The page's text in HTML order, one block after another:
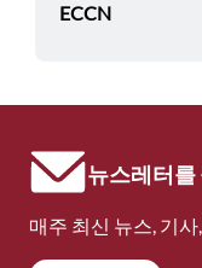
ECCN
뉴스레터
매주 최신 뉴스, 기